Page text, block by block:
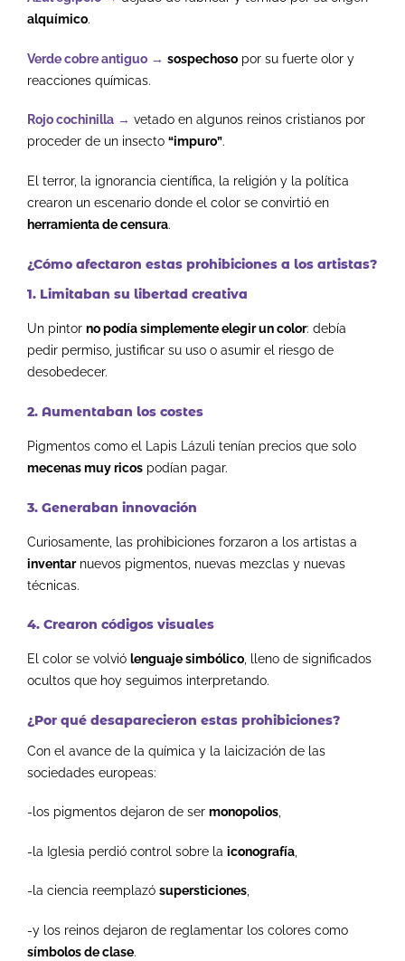
alquímico.
Verde cobre antiguo → sospechoso por su fuerte olor y
reacciones químicas.
Rojo cochinilla → vetado en algunos reinos cristianos por
proceder de un insecto “impuro”.
El terror, la ignorancia científica, la religión y la política
crearon un escenario donde el color se convirtió en
herramienta de censura.
¿Cómo afectaron estas prohibiciones a los artistas?
1. Limitaban su libertad creativa
Un pintor no podía simplemente elegir un color: debía
pedir permiso, justificar su uso o asumir el riesgo de
desobedecer.
2. Aumentaban los costes
Pigmentos como el Lapis Lázuli tenían precios que solo
mecenas muy ricos podían pagar.
3. Generaban innovación
Curiosamente, las prohibiciones forzaron a los artistas a
inventarnuevos pigmentos, nuevas mezclas y nuevas
técnicas.
4. Crearon códigos visuales
El color se volvió lenguaje simbólico , lleno de significados
ocultos que hoy seguimos interpretando.
¿Por qué desaparecieron estas prohibiciones?
Con el avance de la química y la laicización de las
sociedades europeas:
-los pigmentos dejaron de ser monopolios
-la Iglesia perdió control sobre la iconografía
-la ciencia reemplazó supersticiones,
-y los reinos dejaron de reglamentar los colores como
símbolos de clase.